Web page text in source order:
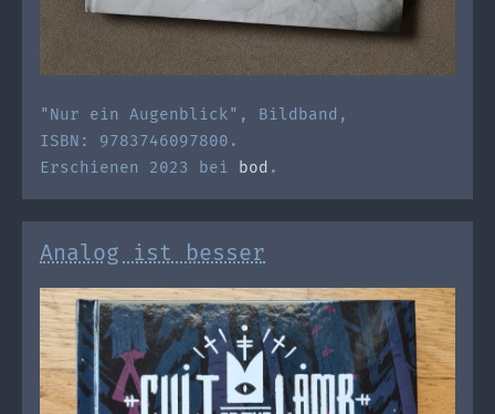
"Nur ein Augenblick", Bildband,
ISBN: 9783746097800.
Erschienen 2023 bei
bod .
Analog ist besser